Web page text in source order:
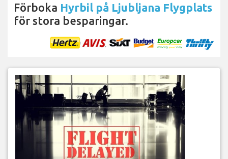
Förboka Hyrbil på Ljubljana Flygplats
för stora besparingar.